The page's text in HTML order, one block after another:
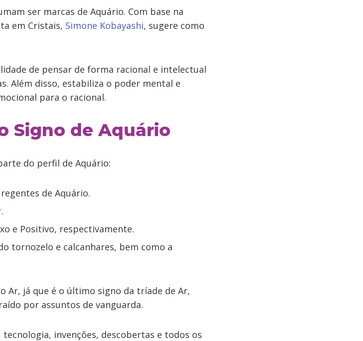
ser marcas de Aquário. Com base na
em Cristais, Simone Kobayashi, sugere como
de pensar de forma racional e intelectual
Além disso, estabiliza o poder mental e
para o racional.
Signo de Aquário
do perfil de Aquário:
de Aquário.
.
e Positivo, respectivamente.
tornozelo e calcanhares, bem como a
Ar, já que é o último signo da tríade de Ar,
por assuntos de vanguarda.
invenções, descobertas e todos os